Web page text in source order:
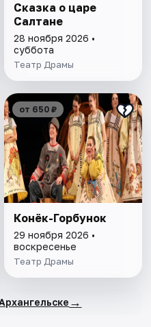
Сказка о царе
Салтане
28 ноября 2026 •
суббота
Театр Драмы
от 650 ₽
Конёк-Горбунок
29 ноября 2026 •
воскресенье
Театр Драмы
→